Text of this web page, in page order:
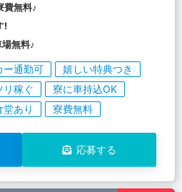
費無料♪
!
無料♪
ー通勤可
嬉しい特典つき
リ稼ぐ
寮に車持込OK
堂あり 寮費無料
応募する